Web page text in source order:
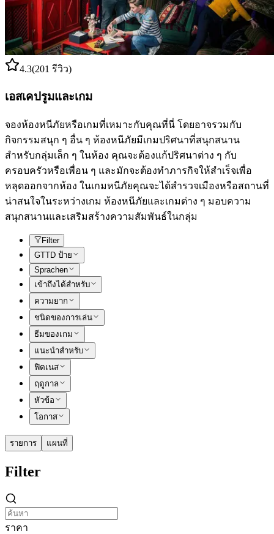
4.3(201 รีวิว)
เอสเคปรูมและเกม
จองห้องหนีภัยหรือเกมที่เหมาะกับคุณที่นี่ โดยอาจรวมกับ
กิจกรรมสนุก ๆ อื่น ๆ ห้องหนีภัยมีเกมปริศนาที่สนุกสนาน
สำหรับกลุ่มเล็ก ๆ ในห้อง คุณจะต้องแก้ปริศนาต่าง ๆ กับ
ครอบครัวหรือเพื่อน ๆ และมักจะต้องทำภารกิจให้สำเร็จเพื่อ
หลุดออกจากห้อง ในเกมหนีภัยคุณจะได้สำรวจเมืองหรือสถานที่
น่าสนใจในระหว่างเกม ห้องหนีภัยและเกมต่าง ๆ มอบความ
สนุกสนานและเสริมสร้างความสัมพันธ์ในกลุ่ม
Filter
GTTD ป้าย
Sprachen
เข้าถึงได้สำหรับ
ความยาก
ชนิดของการเล่น
ธีมของเกม
แนะนำสำหรับ
ฟิตเนส
ฤดูกาล
หัวข้อ
โอกาส
รายการ แผนที่
Filter
ราคา